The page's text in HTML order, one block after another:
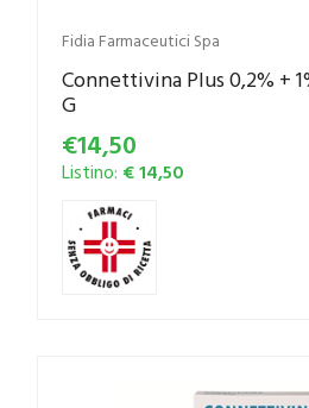
Fidia Farmaceutici Spa
Connettivina Plus 0,2% +
G
€14,50
Listino: € 14,50